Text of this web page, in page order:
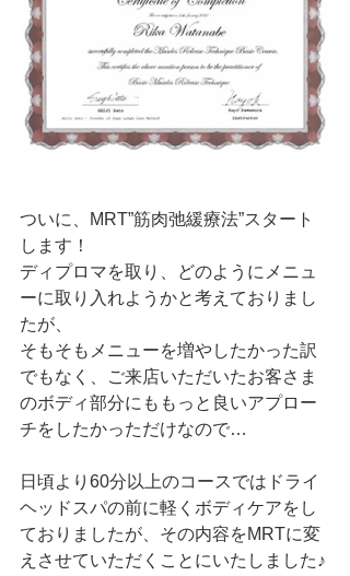
ついに、MRT”筋肉弛緩療法”スタート
します！
ディプロマを取り、どのようにメニュ
ーに取り入れようかと考えておりまし
たが、
そもそもメニューを増やしたかった訳
でもなく、ご来店いただいたお客さま
のボディ部分にももっと良いアプロー
チをしたかっただけなので…
日頃より60分以上のコースではドライ
ヘッドスパの前に軽くボディケアをし
ておりましたが、その内容をMRTに変
えさせていただくことにいたしました♪